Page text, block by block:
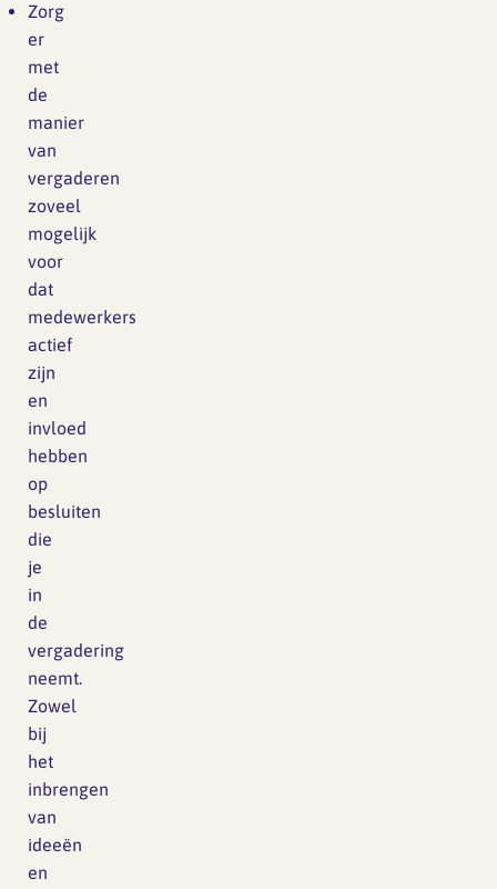
Zorg
er
met
de
manier
van
vergaderen
zoveel
mogelijk
voor
dat
medewerkers
actief
zijn
en
invloed
hebben
op
besluiten
die
je
in
de
vergadering
neemt.
Zowel
bij
het
inbrengen
van
ideeën
en